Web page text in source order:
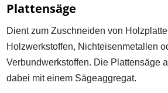
Plattensäge
Dient zum Zuschneiden von
Holzwerkstoffen, Nichteisenmetallen
Verbundwerkstoffen. Die Plattensäge
dabei mit einem Sägeaggregat.